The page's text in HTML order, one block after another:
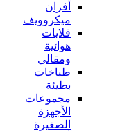
أفران
ميكروويف
قلايات
هوائية
ومقالي
طباخات
بطيئة
مجموعات
الأجهزة
الصغيرة